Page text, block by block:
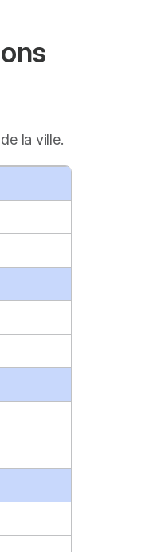
la ville.